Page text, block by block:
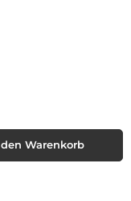
benutze die
Warenkorb